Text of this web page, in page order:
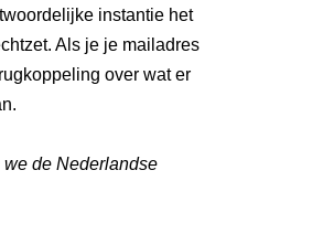
instantie het
Als je je mailadres
over wat er
de Nederlandse